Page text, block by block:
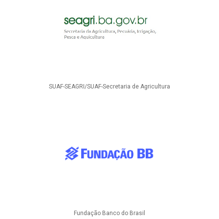
SUAF-SEAGRI/SUAF-Secretaria de Agricultura
Fundação Banco do Brasil